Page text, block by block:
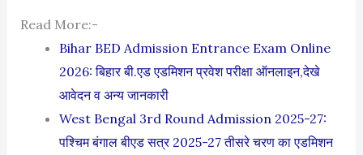
Read More:-
Bihar BED Admission Entrance Exam Online
2026: बिहार बी.एड एडमिशन प्रवेश परीक्षा ऑनलाइन,देखे
आवेदन व अन्य जानकारी
West Bengal 3rd Round Admission 2025-27:
पश्चिम बंगाल बीएड सत्र 2025-27 तीसरे चरण का एडमिशन